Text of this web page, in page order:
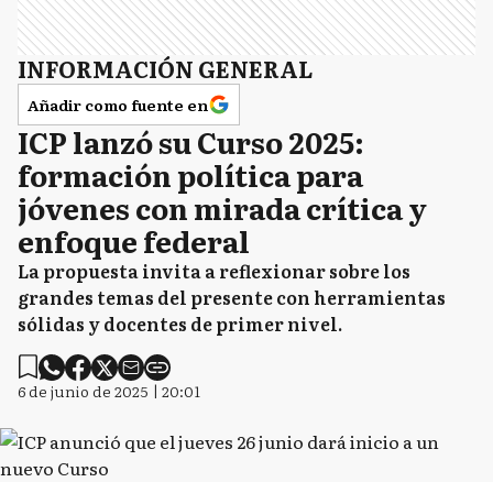
INFORMACIÓN GENERAL
Añadir como fuente en
ICP lanzó su Curso 2025:
formación política para
jóvenes con mirada crítica y
enfoque federal
La propuesta invita a reflexionar sobre los
grandes temas del presente con herramientas
sólidas y docentes de primer nivel.
6 de junio de 2025 | 20:01